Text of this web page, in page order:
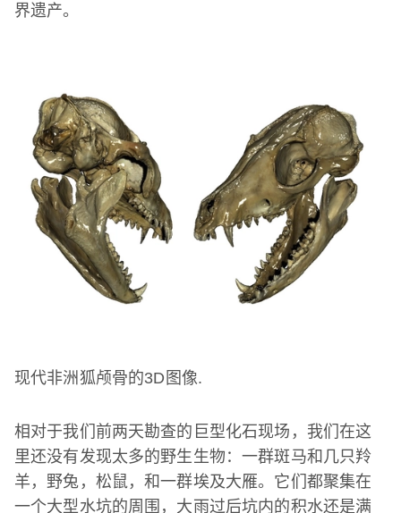
界遗产。
现代非洲狐颅骨的3D 图像.
相对于我们前两天勘查的巨型化石现场，我们在这
里还没有发现太多的野生生物：一群斑马和几只羚
羊，野兔，松鼠，和一群埃及大雁。它们都聚集在
一个大型水坑的周围，大雨过后坑内的积水还是满